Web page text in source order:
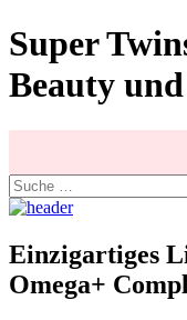
Skip
to
content
Super
Beauty
Search
for:
Einzigartiges
Omega+